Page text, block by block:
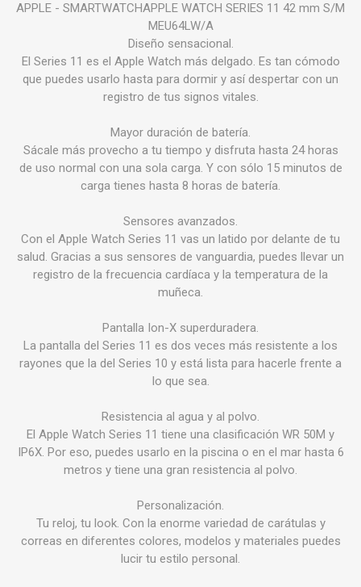
APPLE - SMARTWATCHAPPLE WATCH SERIES 11 42 mm S/M
MEU64LW/A
Diseño sensacional.
El Series 11 es el Apple Watch más delgado. Es tan cómodo
que puedes usarlo hasta para dormir y así despertar con un
registro de tus signos vitales.
Mayor duración de batería.
Sácale más provecho a tu tiempo y disfruta hasta 24 horas
de uso normal con una sola carga. Y con sólo 15 minutos de
carga tienes hasta 8 horas de batería.
Sensores avanzados.
Con el Apple Watch Series 11 vas un latido por delante de tu
salud. Gracias a sus sensores de vanguardia, puedes llevar un
registro de la frecuencia cardíaca y la temperatura de la
muñeca.
Pantalla Ion-X superduradera.
La pantalla del Series 11 es dos veces más resistente a los
rayones que la del Series 10 y está lista para hacerle frente a
lo que sea.
Resistencia al agua y al polvo.
El Apple Watch Series 11 tiene una clasificación WR 50M y
IP6X. Por eso, puedes usarlo en la piscina o en el mar hasta 6
metros y tiene una gran resistencia al polvo.
Personalización.
Tu reloj, tu look. Con la enorme variedad de carátulas y
correas en diferentes colores, modelos y materiales puedes
lucir tu estilo personal.